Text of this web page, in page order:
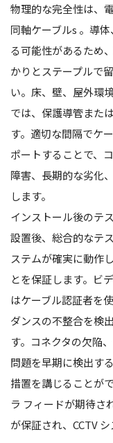
物理的な完全性は、
同軸ケーブルs 。導
る可能性があるため
かりとステープルで
い。床、壁、屋外環
では、保護導管また
す。適切な間隔でケ
ポートすることで、
障害、長期的な劣化
します。
インストール後のテ
設置後、総合的なテ
ステムが確実に動作
とを保証します。ビ
はケーブル認証者を
ダンスの不整合を検
す。コネクタの欠陥
問題を早期に検出す
措置を講じることが
ラ フィードが期待さ
が保証され、CCTV